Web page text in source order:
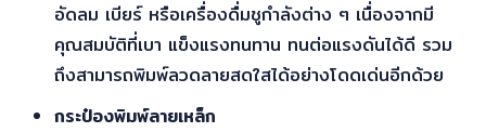
อัดลม เบียร์ หรือเครื่องดื่มชูกำลังต่าง ๆ เนื่องจากมี
คุณสมบัติที่เบา แข็งแรงทนทาน ทนต่อแรงดันได้ดี รวม
ถึงสามารถพิมพ์ลวดลายสดใสได้อย่างโดดเด่นอีกด้วย
กระป๋องพิมพ์ลายเหล็ก